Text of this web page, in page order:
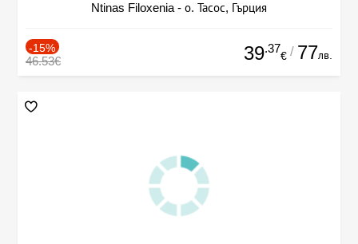
Ntinas Filoxenia - о. Тасос, Гърция
-15%
46.53€ 39.37
€ / 77лв.